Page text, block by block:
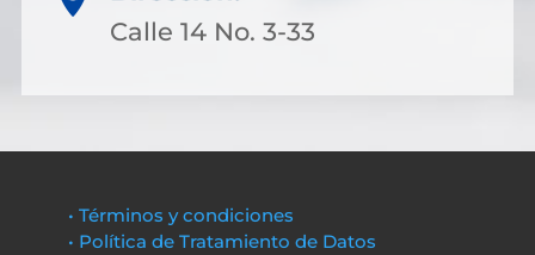
Calle 14 No. 3-33
• Términos y condiciones
• Política de Tratamiento de Datos